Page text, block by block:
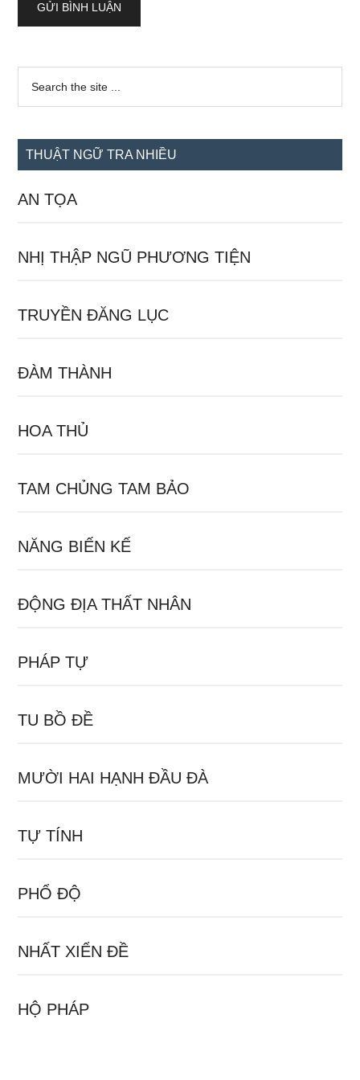
Sidebar
chính
...
THUẬT NGỮ TRA NHIỀU
AN TỌA
NHỊ THẬP NGŨ PHƯƠNG TIỆN
TRUYỀN ĐĂNG LỤC
ĐÀM THÀNH
HOA THỦ
TAM CHỦNG TAM BẢO
NĂNG BIẾN KẾ
ĐỘNG ĐỊA THẤT NHÂN
PHÁP TỰ
TU BỒ ĐỀ
MƯỜI HAI HẠNH ĐẦU ĐÀ
TỰ TÍNH
PHỔ ĐỘ
NHẤT XIỂN ĐỀ
HỘ PHÁP